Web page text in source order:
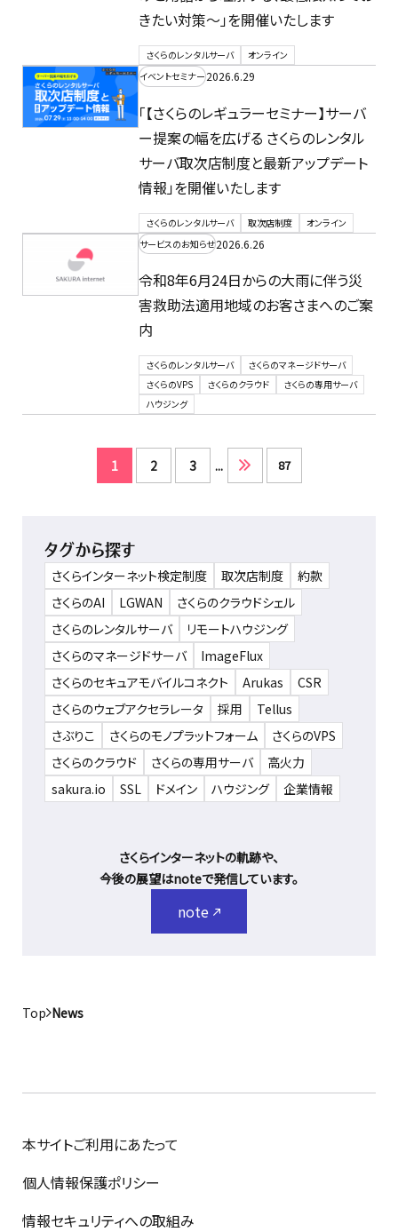
きたい対策〜」を開催いたします
さくらのレンタルサーバ
オンライン
イベントセミナー2026.6.29
「【さくらのレギュラーセミナー】サーバ
ー提案の幅を広げる さくらのレンタル
サーバ取次店制度と最新アップデート
情報」を開催いたします
さくらのレンタルサーバ 取次店制度
オンライン
サービスのお知らせ2026.6.26
令和8年6月24日からの大雨に伴う災
害救助法適用地域のお客さまへのご案
内
さくらのレンタルサーバ
さくらのマネージドサーバ
さくらのVPS
さくらのクラウド
さくらの専用サーバ
ハウジング
1 2 3 ... 87
タグから探す
さくらインターネット検定制度 取次店制度
約款
さくらのAI
LGWAN
さくらのクラウドシェル
さくらのレンタルサーバ
リモートハウジング
さくらのマネージドサーバ
ImageFlux
さくらのセキュアモバイルコネクト
Arukas
CSR
さくらのウェブアクセラレータ
採用
Tellus
さぶりこ
さくらのモノプラットフォーム
さくらのVPS
さくらのクラウド
さくらの専用サーバ
高火力
sakura.io
SSL ドメイン ハウジング 企業情報
さくらインターネットの軌跡や、
今後の展望はnoteで発信しています。
note
Top News
本サイトご利用にあたって
個人情報保護ポリシー
情報セキュリティへの取組み